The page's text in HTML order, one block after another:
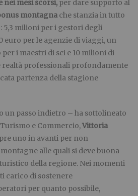
nei mesi scorsi, per dare supporto al
montagna che stanzia in tutto
5,3 milioni per i gestori degli
euro per le agenzie di viaggi, un
i maestri di sci e 10 milioni di
realtà professionali profondamente
partenza della stagione
un passo indietro – ha sottolineato
Turismo e Commercio,Vittoria
uno in avanti per non
alle quali si deve buona
della regione. Nei momenti
carico di sostenere
per quanto possibile,